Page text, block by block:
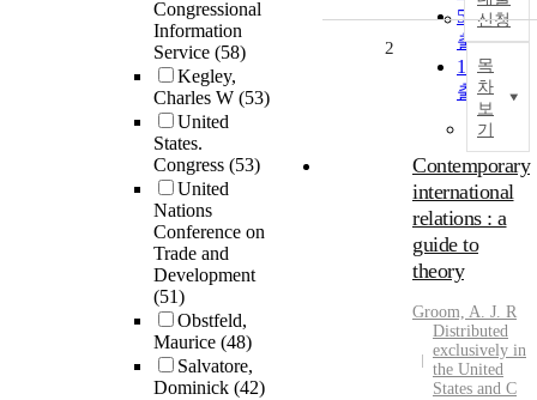
Congressional
Information
Service (58)
Kegley,
Charles W (53)
United
States.
Congress (53)
United
Nations
Conference on
Trade and
Development
(51)
Obstfeld,
Maurice (48)
Salvatore,
Dominick (42)
50개씩
출력
100개씩
출력
신청
목
차
보
기
2
Contemporary
international
relations : a
guide to
theory
Groom, A. J. R
Distributed
exclusively in
the United
States and C